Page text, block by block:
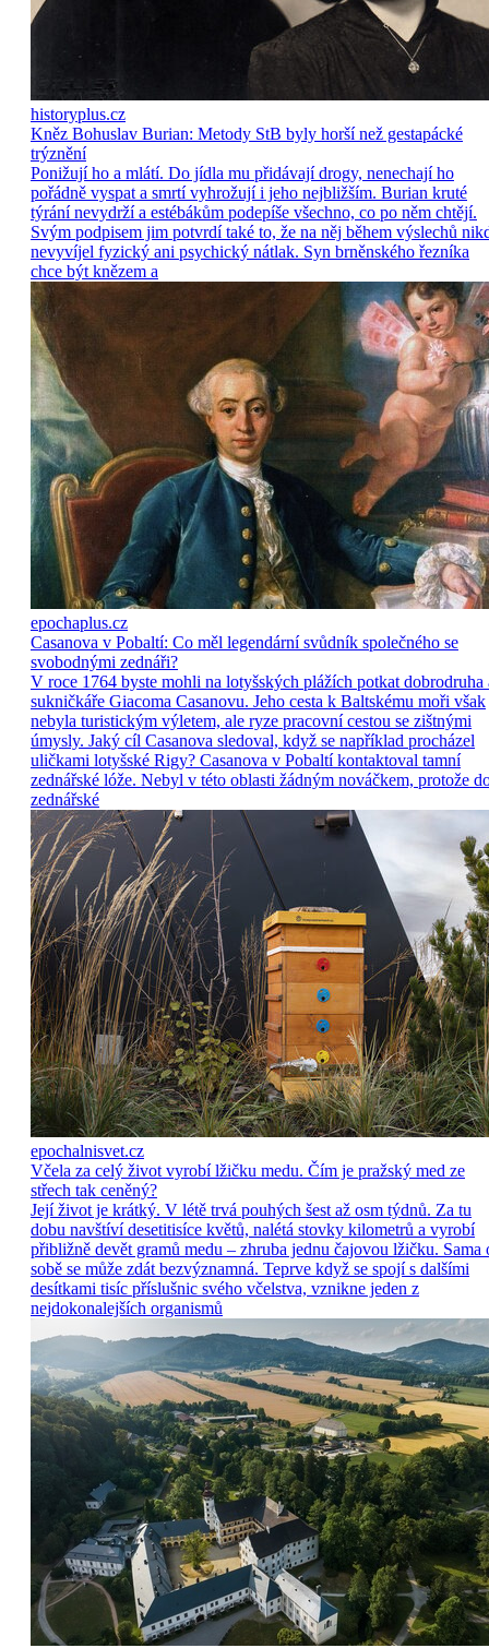
historyplus.cz
Kněz Bohuslav Burian: Metody StB byly horší než gestapácké
trýznění
Ponižují ho a mlátí. Do jídla mu přidávají drogy, nenechají ho
pořádně vyspat a smrtí vyhrožují i jeho nejbližším. Burian kruté
týrání nevydrží a estébákům podepíše všechno, co po něm chtějí.
Svým podpisem jim potvrdí také to, že na něj během výslechů
nevyvíjel fyzický ani psychický nátlak. Syn brněnského řezníka
chce být knězem a
epochaplus.cz
Casanova v Pobaltí: Co měl legendární svůdník společného se
svobodnými zednáři?
V roce 1764 byste mohli na lotyšských plážích potkat dobrodruha
sukničkáře Giacoma Casanovu. Jeho cesta k Baltskému moři však
nebyla turistickým výletem, ale ryze pracovní cestou se zištnými
úmysly. Jaký cíl Casanova sledoval, když se například procházel
uličkami lotyšské Rigy? Casanova v Pobaltí kontaktoval tamní
zednářské lóže. Nebyl v této oblasti žádným nováčkem, protože
zednářské
epochalnisvet.cz
Včela za celý život vyrobí lžičku medu. Čím je pražský med ze
střech tak ceněný?
Její život je krátký. V létě trvá pouhých šest až osm týdnů. Za tu
dobu navštíví desetitisíce květů, nalétá stovky kilometrů a vyrobí
přibližně devět gramů medu – zhruba jednu čajovou lžičku. Sama
sobě se může zdát bezvýznamná. Teprve když se spojí s dalšími
desítkami tisíc příslušnic svého včelstva, vznikne jeden z
nejdokonalejších organismů